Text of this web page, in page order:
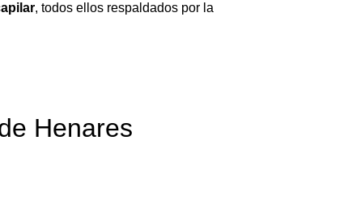
, todos ellos respaldados por la
Henares